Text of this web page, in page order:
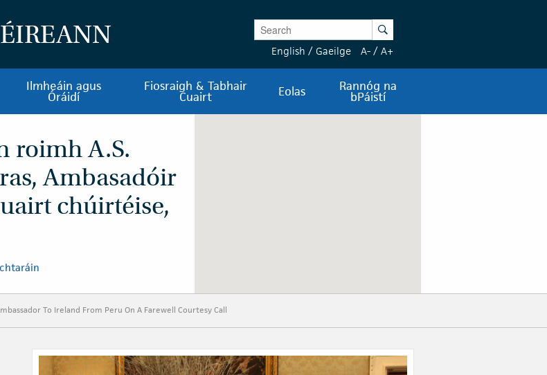
ÉIREANN Enter Keywords Search
English / Gaeilge A- / A+
Ilmheáin agus
Óráidí
Fiosraigh & Tabhair
Cuairt Eolas Rannóg na
bPáistí
roimh A.S.
Ambasadóir
chúirtéise,
To Ireland From Peru On A Farewell Courtesy Call